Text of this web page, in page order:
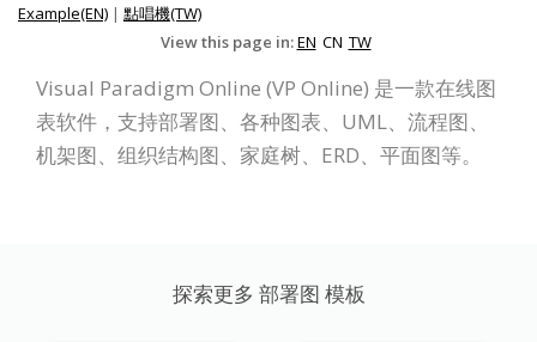
Example(EN) | 點唱機(TW)
View this page in:EN CN TW
Visual Paradigm Online (VP Online) 是一款在线图
表软件，支持部署图、各种图表、UML、流程图、
机架图、组织结构图、家庭树、ERD、平面图等。
探索更多 部署图 模板